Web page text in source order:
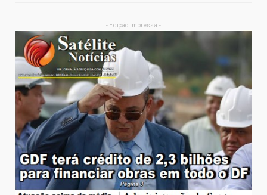
- Edição Impressa -